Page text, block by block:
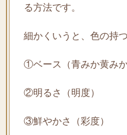
る方法です。
細かくいうと、色の持
①ベース（青みか黄みか
②明るさ（明度）
③鮮やかさ（彩度）